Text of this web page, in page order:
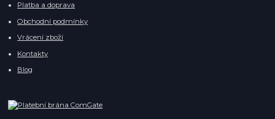
Platba a doprava
Obchodní podmínky
Vrácení zboží
Kontakty
Blog